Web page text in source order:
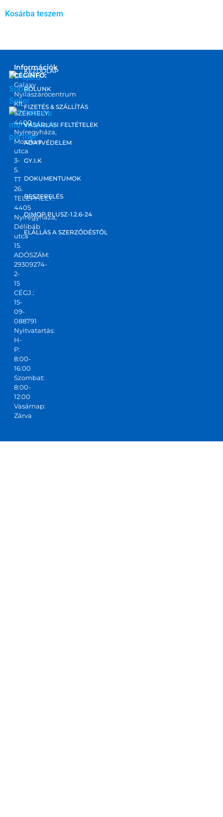
Kosárba teszem
marketplace
partner
Információk
CÉGINFO:
Galaxy
Nyílászárócentrum
Kft.
SZÉKHELY:
4400
Nyíregyháza,
Moszkva
utca
3-
5.
TT
26.
TELEPHELY:
4405
Nyíregyháza,
Délibáb
utca
15.
ADÓSZÁM:
29309274-
2-
15
CÉGJ.:
15-
09-
088791
Nyitvatartás:
H-
P:
8:00-
16:00
Szombat:
8:00-
12:00
Vasárnap:
Zárva
KEZDŐLAP
RÓLUNK
FIZETÉS & SZÁLLÍTÁS
VÁSÁRLÁSI FELTÉTELEK
ADATVÉDELEM
GY.I.K
DOKUMENTUMOK
BESZERELÉS
DIMOP PLUSZ-1.2.6-24
ELÁLLÁS A SZERZŐDÉSTŐL